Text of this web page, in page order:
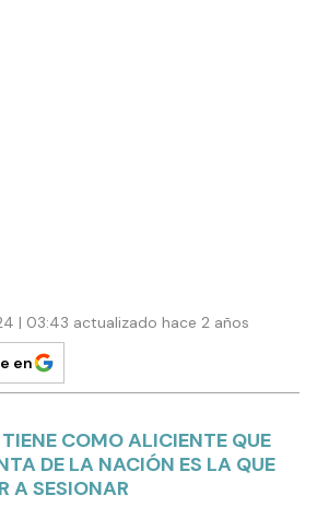
| 03:43 actualizado hace 2 años
en
COMO ALICIENTE QUE
DE LA NACIÓN ES LA QUE
A SESIONAR